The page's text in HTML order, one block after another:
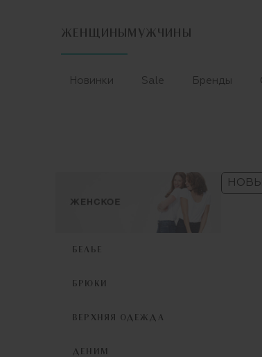
ЖЕНЩИНЫ МУЖЧИНЫ
Новинки Sale Бренды
БЕЛЬЕ
БРЮКИ
ВЕРХНЯЯ ОДЕЖДА
ДЕНИМ